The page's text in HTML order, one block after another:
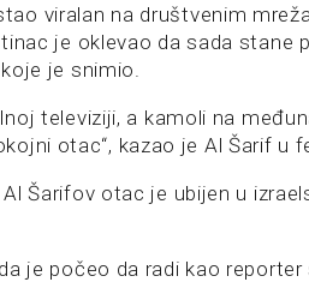
viralan na društvenim
je oklevao da sada stane
je snimio.
televiziji, a kamoli na
otac“, kazao je Al Šarif u
Šarifov otac je ubijen u
je počeo da radi kao